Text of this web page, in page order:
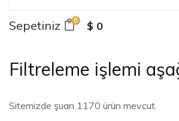
Sepetiniz 0 $ 0
Filtreleme işlemi
Sitemizde şuan 1170 ürün mevcut.